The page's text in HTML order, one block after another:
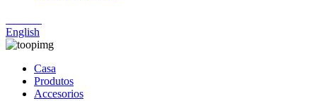
English
Casa
Produtos
Accesorios